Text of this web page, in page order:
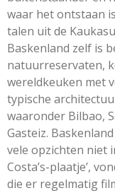
waar het ontstaan
talen uit de
Baskenland zelf is
natuurreservaten,
wereldkeuken met
typische
waaronder Bilbao,
Gasteiz.
vele opzichten niet
Costa’s-plaatje’,
die er regelmatig